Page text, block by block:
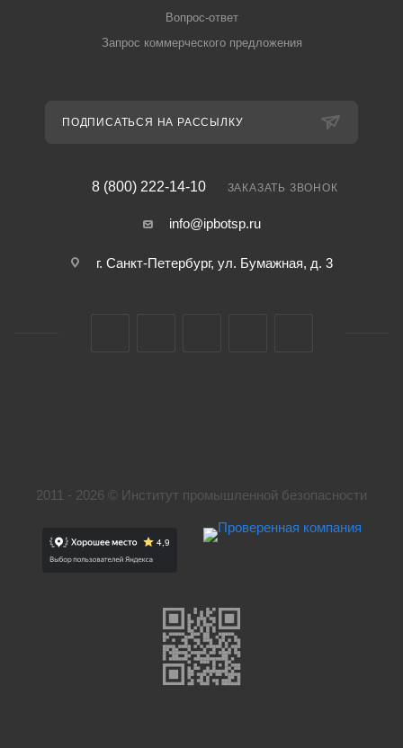
Вопрос-ответ
Запрос коммерческого предложения
ПОДПИСАТЬСЯ НА РАССЫЛКУ
8 (800) 222-14-10 ЗАКАЗАТЬ ЗВОНОК
info@ipbotsp.ru
г. Санкт-Петербург, ул. Бумажная, д. 3
2011 - 2026 © Институт промышленной безопасности